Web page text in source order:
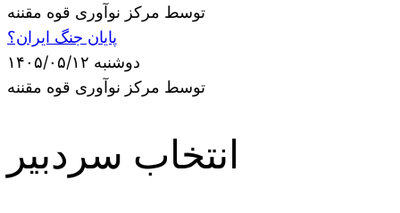
توسط مرکز نوآوری قوه مقننه
پایان جنگ ایران؟
دوشنبه ۱۴۰۵/۰۵/۱۲
توسط مرکز نوآوری قوه مقننه
انتخاب سردبیر